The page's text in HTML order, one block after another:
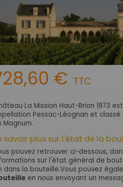
€ TTC
La Mission Haut-Brion 1973
Pessac-Léognan et
Magnum.
savoir plus sur l'état de la
pouvez retrouver ci-dessous,
sur l'état général de
dans la bouteille.Vous pouvez
en nous envoyant un